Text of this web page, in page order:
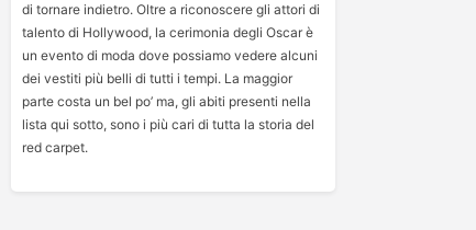
di tornare indietro. Oltre a riconoscere gli attori di
talento di Hollywood, la cerimonia degli Oscar è
un evento di moda dove possiamo vedere alcuni
dei vestiti più belli di tutti i tempi. La maggior
parte costa un bel po’ ma, gli abiti presenti nella
lista qui sotto, sono i più cari di tutta la storia del
red carpet.